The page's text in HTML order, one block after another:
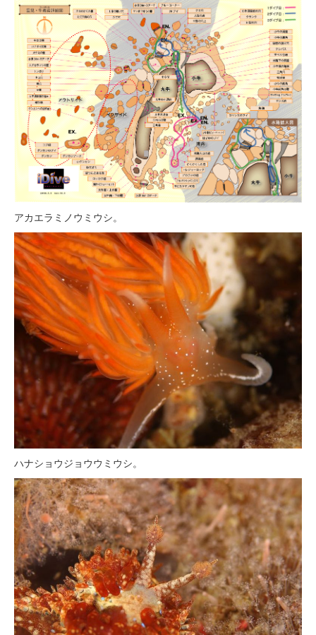
アカエラミノウミウシ。
ハナショウジョウウミウシ。